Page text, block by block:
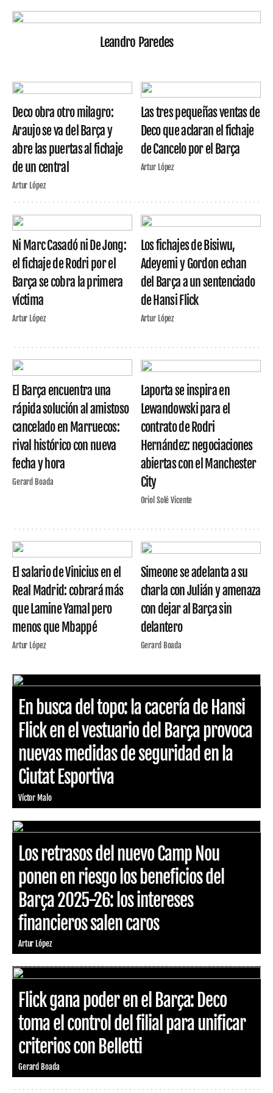
Leandro Paredes
Deco obra otro milagro:
Araujo se va del Barça y
abre las puertas al fichaje
de un central
Artur López
Las tres pequeñas ventas de
Deco que aclaran el fichaje
de Cancelo por el Barça
Artur López
Ni Marc Casadó ni De Jong:
el fichaje de Rodri por el
Barça se cobra la primera
víctima
Artur López
Los fichajes de Bisiwu,
Adeyemi y Gordon echan
del Barça a un sentenciado
de Hansi Flick
Artur López
El Barça encuentra una
rápida solución al amistoso
cancelado en Marruecos:
rival histórico con nueva
fecha y hora
Gerard Boada
Laporta se inspira en
Lewandowski para el
contrato de Rodri
Hernández: negociaciones
abiertas con el Manchester
City
Oriol Solé Vicente
El salario de Vinicius en el
Real Madrid: cobrará más
que Lamine Yamal pero
menos que Mbappé
Artur López
Simeone se adelanta a su
charla con Julián y amenaza
con dejar al Barça sin
delantero
Gerard Boada
En busca del topo: la cacería de Hansi
Flick en el vestuario del Barça provoca
nuevas medidas de seguridad en la
Ciutat Esportiva
Víctor Malo
Los retrasos del nuevo Camp Nou
ponen en riesgo los beneficios del
Barça 2025-26: los intereses
financieros salen caros
Artur López
Flick gana poder en el Barça: Deco
toma el control del filial para unificar
criterios con Belletti
Gerard Boada